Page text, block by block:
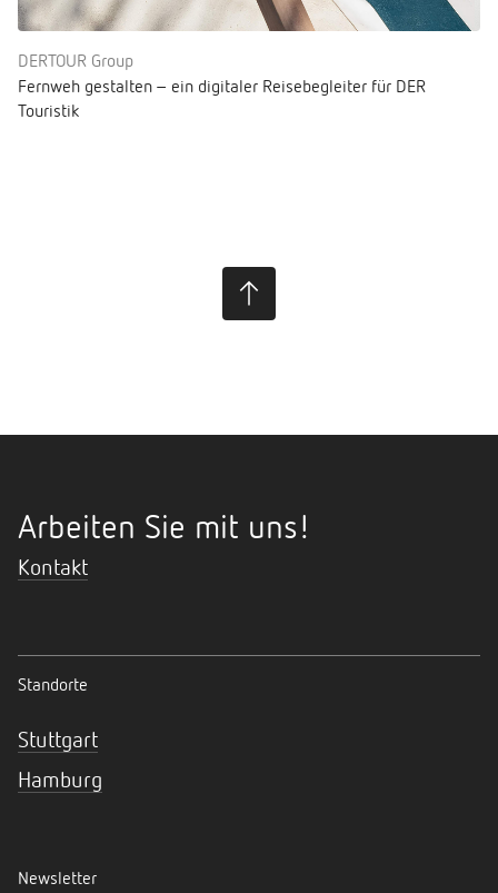
DERTOUR Group
Fernweh gestalten – ein digitaler Reisebegleiter für DER
Touristik
Arbeiten Sie mit uns!
Kontakt
Standorte
Stuttgart
Hamburg
Newsletter